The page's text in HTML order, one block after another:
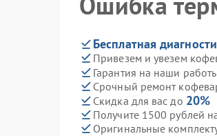
Бесплатная
Привезем и увезем
Гарантия на наши
Срочный ремонт
Скидка для вас до 20%
Получите 1500 рублей
Оригинальные